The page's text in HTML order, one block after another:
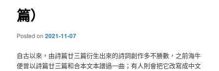
篇）
Posted on2021-11-07
自古以來，由詩篇廿三篇衍生出來的詩詞創作多不勝數，之前海牛
便曾以詩篇廿三篇和合本文本譜過一曲；有人則會把它改寫成中文